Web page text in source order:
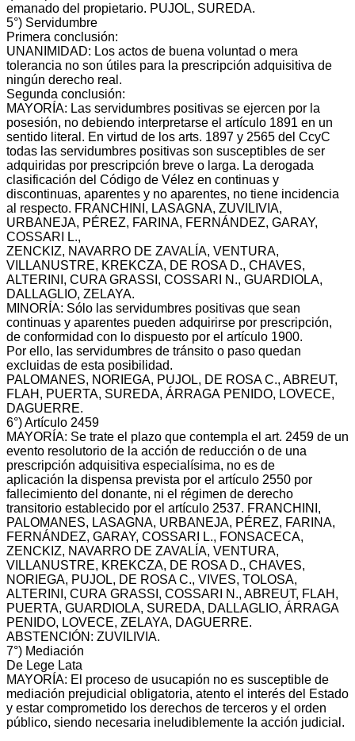
emanado del propietario. PUJOL, SUREDA.
5°) Servidumbre
Primera conclusión:
UNANIMIDAD: Los actos de buena voluntad o mera
tolerancia no son útiles para la prescripción adquisitiva de
ningún derecho real.
Segunda conclusión:
MAYORÍA: Las servidumbres positivas se ejercen por la
posesión, no debiendo interpretarse el artículo 1891 en un
sentido literal. En virtud de los arts. 1897 y 2565 del CcyC
todas las servidumbres positivas son susceptibles de ser
adquiridas por prescripción breve o larga. La derogada
clasificación del Código de Vélez en continuas y
discontinuas, aparentes y no aparentes, no tiene incidencia
al respecto. FRANCHINI, LASAGNA, ZUVILIVIA,
URBANEJA, PÉREZ, FARINA, FERNÁNDEZ, GARAY,
COSSARI L.,
ZENCKIZ, NAVARRO DE ZAVALÍA, VENTURA,
VILLANUSTRE, KREKCZA, DE ROSA D., CHAVES,
ALTERINI, CURA GRASSI, COSSARI N., GUARDIOLA,
DALLAGLIO, ZELAYA.
MINORÍA: Sólo las servidumbres positivas que sean
continuas y aparentes pueden adquirirse por prescripción,
de conformidad con lo dispuesto por el artículo 1900.
Por ello, las servidumbres de tránsito o paso quedan
excluidas de esta posibilidad.
PALOMANES, NORIEGA, PUJOL, DE ROSA C., ABREUT,
FLAH, PUERTA, SUREDA, ÁRRAGA PENIDO, LOVECE,
DAGUERRE.
6°) Artículo 2459
MAYORÍA: Se trate el plazo que contempla el art. 2459 de un
evento resolutorio de la acción de reducción o de una
prescripción adquisitiva especialísima, no es de
aplicación la dispensa prevista por el artículo 2550 por
fallecimiento del donante, ni el régimen de derecho
transitorio establecido por el artículo 2537. FRANCHINI,
PALOMANES, LASAGNA, URBANEJA, PÉREZ, FARINA,
FERNÁNDEZ, GARAY, COSSARI L., FONSACECA,
ZENCKIZ, NAVARRO DE ZAVALÍA, VENTURA,
VILLANUSTRE, KREKCZA, DE ROSA D., CHAVES,
NORIEGA, PUJOL, DE ROSA C., VIVES, TOLOSA,
ALTERINI, CURA GRASSI, COSSARI N., ABREUT, FLAH,
PUERTA, GUARDIOLA, SUREDA, DALLAGLIO, ÁRRAGA
PENIDO, LOVECE, ZELAYA, DAGUERRE.
ABSTENCIÓN: ZUVILIVIA.
7°) Mediación
De Lege Lata
MAYORÍA: El proceso de usucapión no es susceptible de
mediación prejudicial obligatoria, atento el interés del Estado
y estar comprometido los derechos de terceros y el orden
público, siendo necesaria ineludiblemente la acción judicial.